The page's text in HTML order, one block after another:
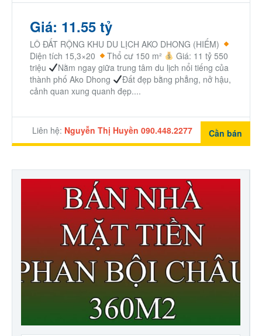
Giá: 11.55 tỷ
LÔ ĐẤT RỘNG KHU DU LỊCH AKO DHONG (HIẾM)
Diện tích 15,3×20
Thổ cư 150 m²
Giá: 11 tỷ 550
triệu
Nằm ngay giữa trung tâm du lịch nổi tiếng của
thành phố Ako Dhong
Đất đẹp bằng phẳng, nở hậu,
cảnh quan xung quanh đẹp....
Liên hệ: Nguyễn Thị Huyền 090.448.2277 Cần bán